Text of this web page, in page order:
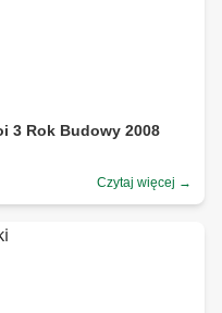
3 Rok Budowy 2008
Czytaj więcej →